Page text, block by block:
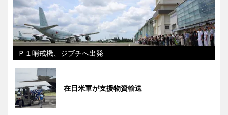
Ｐ１哨戒機、ジブチへ出発
在日米軍が支援物資輸送